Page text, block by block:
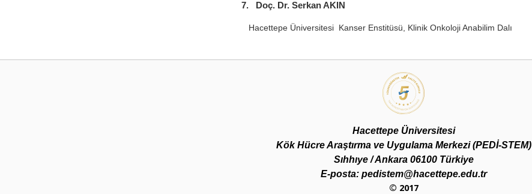
7. Doç. Dr. Serkan AKIN
Hacettepe Üniversitesi Kanser Enstitüsü, Klinik Onkoloji Anabilim Dalı
Hacettepe Üniversitesi
Kök Hücre Araştırma ve Uygulama Merkezi (PEDİ-STEM)
Sıhhıye / Ankara 06100 Türkiye
E-posta: pedistem@hacettepe.edu.tr
© 2017